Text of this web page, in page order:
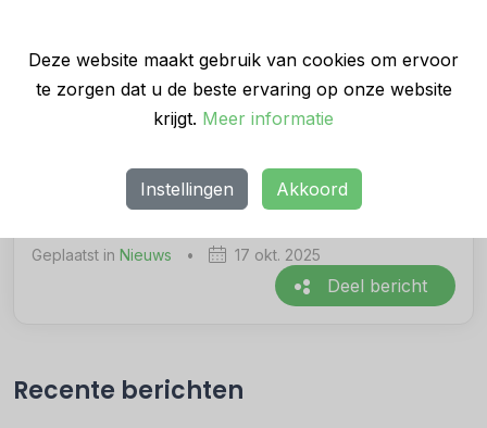
Deze website maakt gebruik van cookies om ervoor
te zorgen dat u de beste ervaring op onze website
krijgt. Meer informatie
Instellingen Akkoord
Commissarissen bestaat de raad nu uit: Annemarie
Jorritsma (voorzitter), Frits Eulderink, Thessa
Menssen, Gerard Penning, Marinka Nooteboom
Geplaatst in Nieuws • 17 okt. 2025
Deel bericht
Recente berichten